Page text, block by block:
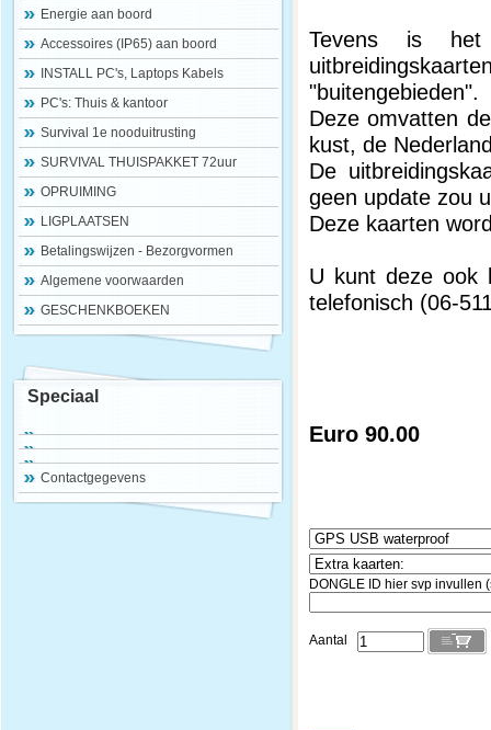
Energie aan boord
Accessoires (IP65) aan boord
INSTALL PC's, Laptops Kabels
PC's: Thuis & kantoor
Survival 1e nooduitrusting
SURVIVAL THUISPAKKET 72uur
OPRUIMING
LIGPLAATSEN
Betalingswijzen - Bezorgvormen
Algemene voorwaarden
GESCHENKBOEKEN
Speciaal
Contactgegevens
Tevens is het
"buitengebieden".
Deze omvatten
kust, de
De
geen update zou
Deze kaarten
U kunt deze ook
telefonisch (06-
Euro 90.00
DONGLE ID hier svp invullen
Aantal